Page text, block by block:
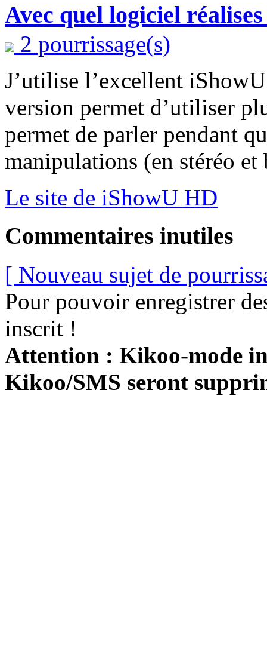
Avec quel logiciel
2 pourrissage(s)
J’utilise l’excellent
version permet d’utiliser
permet de parler pendant
manipulations (en stéréo et
Le site de iShowU HD
Commentaires inutiles
[ Nouveau sujet de
Pour pouvoir enregistrer
inscrit !
Attention : Kikoo-mode
Kikoo/SMS seront